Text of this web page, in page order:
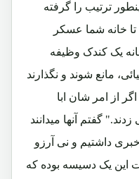
ترتیب را گرفته
خانه شما عسکر
یک کندک وظیفه
مانع شوند و نگذارند
از امر شان ابا
گفتم آنها میدانند
داشتیم و نی آرزو
این یک دسیسه بوده که